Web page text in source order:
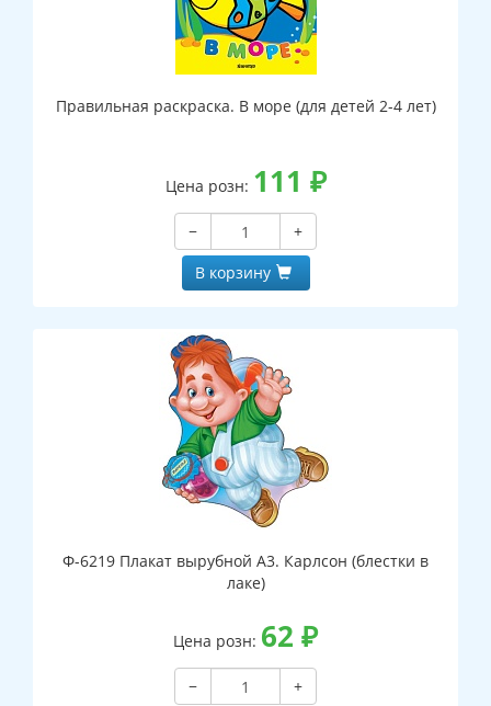
Правильная раскраска. В море (для детей 2-4 лет)
Цена розн: 111 ₽
−
+
В корзину
Ф-6219 Плакат вырубной А3. Карлсон (блестки в
лаке)
Цена розн: 62 ₽
−
+